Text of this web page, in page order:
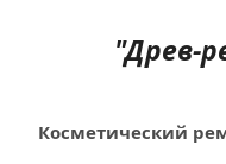
"Древ-
Косметический